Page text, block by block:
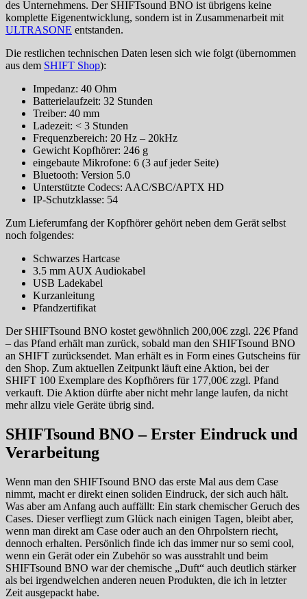
des Unternehmens. Der SHIFTsound BNO ist übrigens keine
komplette Eigenentwicklung, sondern ist in Zusammenarbeit mit
ULTRASONE entstanden.
Die restlichen technischen Daten lesen sich wie folgt (übernommen
aus dem SHIFT Shop):
Impedanz: 40 Ohm
Batterielaufzeit: 32 Stunden
Treiber: 40 mm
Ladezeit: < 3 Stunden
Frequenzbereich: 20 Hz – 20kHz
Gewicht Kopfhörer: 246 g
eingebaute Mikrofone: 6 (3 auf jeder Seite)
Bluetooth: Version 5.0
Unterstützte Codecs: AAC/SBC/APTX HD
IP-Schutzklasse: 54
Zum Lieferumfang der Kopfhörer gehört neben dem Gerät selbst
noch folgendes:
Schwarzes Hartcase
3.5 mm AUX Audiokabel
USB Ladekabel
Kurzanleitung
Pfandzertifikat
Der SHIFTsound BNO kostet gewöhnlich 200,00€ zzgl. 22€ Pfand
– das Pfand erhält man zurück, sobald man den SHIFTsound BNO
an SHIFT zurücksendet. Man erhält es in Form eines Gutscheins für
den Shop. Zum aktuellen Zeitpunkt läuft eine Aktion, bei der
SHIFT 100 Exemplare des Kopfhörers für 177,00€ zzgl. Pfand
verkauft. Die Aktion dürfte aber nicht mehr lange laufen, da nicht
mehr allzu viele Geräte übrig sind.
SHIFTsound BNO – Erster Eindruck und
Verarbeitung
Wenn man den SHIFTsound BNO das erste Mal aus dem Case
nimmt, macht er direkt einen soliden Eindruck, der sich auch hält.
Was aber am Anfang auch auffällt: Ein stark chemischer Geruch des
Cases. Dieser verfliegt zum Glück nach einigen Tagen, bleibt aber,
wenn man direkt am Case oder auch an den Ohrpolstern riecht,
dennoch erhalten. Persönlich finde ich das immer nur so semi cool,
wenn ein Gerät oder ein Zubehör so was ausstrahlt und beim
SHIFTsound BNO war der chemische „Duft“ auch deutlich stärker
als bei irgendwelchen anderen neuen Produkten, die ich in letzter
Zeit ausgepackt habe.